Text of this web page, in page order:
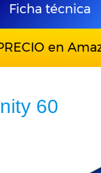
Ficha técnica
en
60